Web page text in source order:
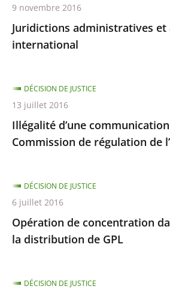
Juridictions administratives
international
9 novembre 2016
Illégalité d’une
Commission de régulation de
DÉCISION DE JUSTICE
13 juillet 2016
Opération de concentration
la distribution de GPL
DÉCISION DE JUSTICE
6 juillet 2016
DÉCISION DE JUSTICE